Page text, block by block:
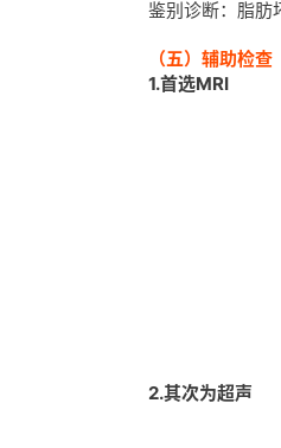
鉴别诊断：脂肪
（五）辅助检查
1.首选MRI
2.其次为超声